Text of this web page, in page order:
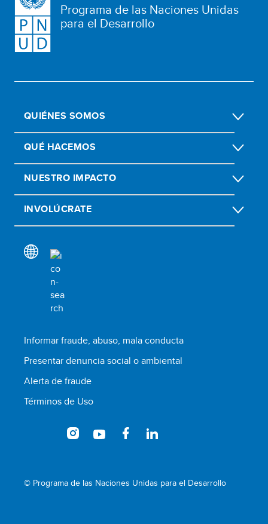
Programa de las Naciones Unidas
para el Desarrollo
QUIÉNES SOMOS
QUÉ HACEMOS
NUESTRO IMPACTO
INVOLÚCRATE
Informar fraude, abuso, mala conducta
Presentar denuncia social o ambiental
Alerta de fraude
Términos de Uso
© Programa de las Naciones Unidas para el Desarrollo